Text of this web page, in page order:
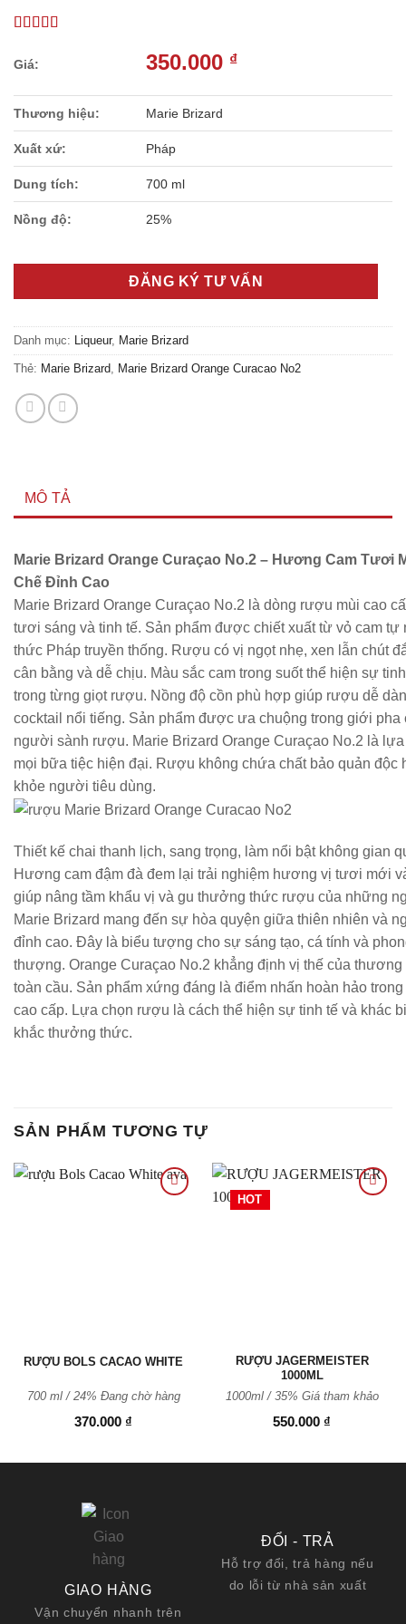
350.000 ₫
Thương hiệu: Marie Brizard
Xuất xứ: Pháp
Dung tích: 700 ml
Nồng độ: 25%
ĐĂNG KÝ TƯ VẤN
Danh mục: Liqueur, Marie Brizard
Thẻ: Marie Brizard Marie Brizard Orange Curacao No2
MÔ TẢ
Marie Brizard Orange Curaçao No.2 – Hương Cam Tươi
Chế Đỉnh Cao
Marie Brizard Orange Curaçao No.2 là dòng rượu mùi cao
tươi sáng và tinh tế. Sản phẩm được chiết xuất từ vỏ cam
thức Pháp truyền thống. Rượu có vị ngọt nhẹ, xen lẫn chút
cân bằng và dễ chịu. Màu sắc cam trong suốt thể hiện sự
trong từng giọt rượu. Nồng độ cồn phù hợp giúp rượu dễ
cocktail nổi tiếng. Sản phẩm được ưa chuộng trong giới pha
người sành rượu. Marie Brizard Orange Curaçao No.2 là
mọi bữa tiệc hiện đại. Rượu không chứa chất bảo quản độc
khỏe người tiêu dùng.
Thiết kế chai thanh lịch, sang trọng, làm nổi bật không gian
Hương cam đậm đà đem lại trải nghiệm hương vị tươi mới
giúp nâng tầm khẩu vị và gu thưởng thức rượu của những
Marie Brizard mang đến sự hòa quyện giữa thiên nhiên và
đỉnh cao. Đây là biểu tượng cho sự sáng tạo, cá tính và
thượng. Orange Curaçao No.2 khẳng định vị thế của
toàn cầu. Sản phẩm xứng đáng là điểm nhấn hoàn hảo
cao cấp. Lựa chọn rượu là cách thể hiện sự tinh tế và khác
khắc thưởng thức.
SẢN PHẨM TƯƠNG TỰ
RƯỢU BOLS CACAO WHITE
370.000 ₫
700 ml / 24% Đang chờ hàng
HOT
RƯỢU JAGERMEISTER
1000ML
550.000 ₫
1000ml / 35% Giá tham khảo
GIAO HÀNG
Vận chuyển nhanh trên
ĐỔI - TRẢ
Hỗ trợ đổi, trả hàng nếu
do lỗi từ nhà sản xuất